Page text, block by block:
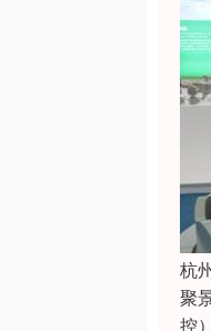
杭
聚
控